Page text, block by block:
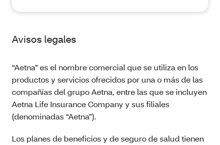
Avisos legales
“Aetna” es el nombre comercial que se utiliza en los
productos y servicios ofrecidos por una o más de las
compañías del grupo Aetna, entre las que se incluyen
Aetna Life Insurance Company y sus filiales
(denominadas “Aetna”).
Los planes de beneficios y de seguro de salud tienen